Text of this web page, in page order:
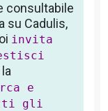
consultabile
su Cadulis,
invita
e
gli